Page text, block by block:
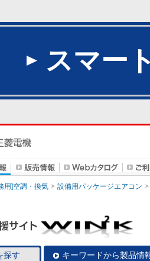
スマー
用]空調・換気 設備用パッケージエアコン
探す キーワードから製品情